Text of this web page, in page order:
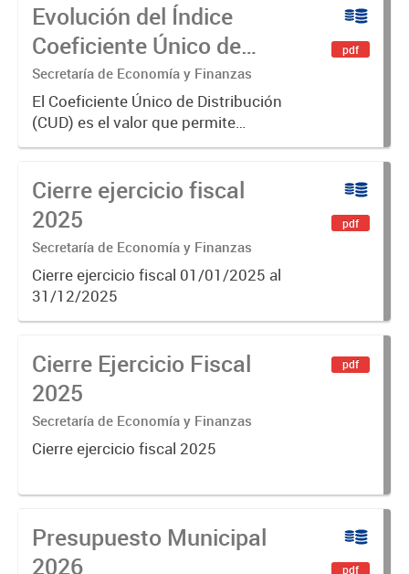
Evolución del Índice
Coeficiente Único de
Distribución (CUD)
Secretaría de Economía y Finanzas
El Coeficiente Único de Distribución
(CUD) es el valor que permite
distribuir los recursos
municipios. Se construye en base a
diferentes variables, como
población,...
pdf
Cierre ejercicio fiscal
2025
Secretaría de Economía y Finanzas
Cierre ejercicio fiscal 01/01/2025 al
31/12/2025
pdf
Cierre Ejercicio Fiscal
2025
Secretaría de Economía y Finanzas
Cierre ejercicio fiscal 2025
pdf
Presupuesto Municipal
2026
pdf